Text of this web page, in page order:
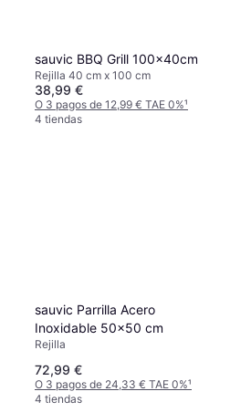
sauvic BBQ Grill 100x40cm
Rejilla 40 cm x 100 cm
38,99 €
O 3 pagos de 12,99 € TAE 0%¹
4 tiendas
sauvic Parrilla Acero
Inoxidable 50x50 cm
Rejilla
72,99 €
O 3 pagos de 24,33 € TAE 0%¹
4 tiendas